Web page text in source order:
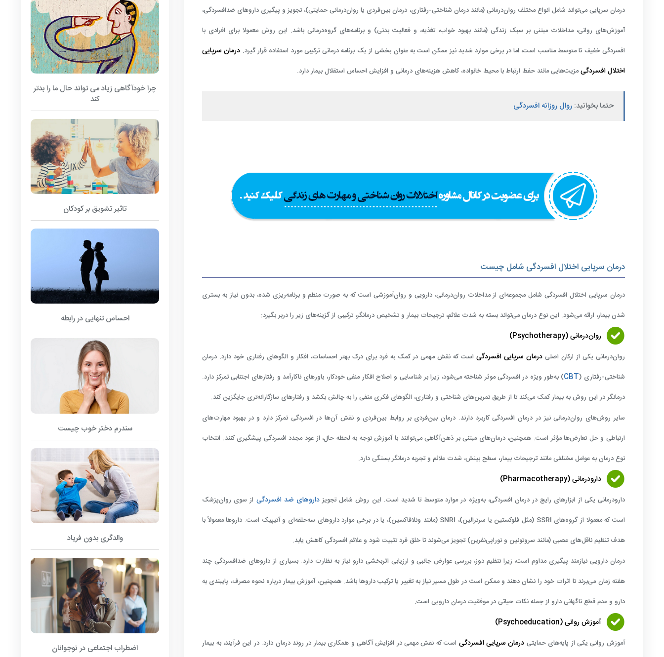
درمان سرپایی می‌تواند شامل انواع مختلف روان‌درمانی (مانند درمان شناختی-رفتاری، درمان بین‌فردی یا روان‌درمانی حمایتی)، تجویز و پیگیری داروهای ضدافسردگی،
آموزش‌های روانی، مداخلات مبتنی بر سبک زندگی (مانند بهبود خواب، تغذیه، و فعالیت بدنی) و برنامه‌های گروه‌درمانی باشد. این روش معمولا برای افرادی با
افسردگی خفیف تا متوسط مناسب است، اما در برخی موارد شدید نیز ممکن است به عنوان بخشی از یک برنامه درمانی ترکیبی مورد استفاده قرار گیرد. درمان سرپایی
اختلال افسردگیمزیت‌هایی مانند حفظ ارتباط با محیط خانواده، کاهش هزینه‌های درمانی و افزایش احساس استقلال بیمار دارد.
حتما بخوانید: روال روزانه افسردگی
درمان سرپایی اختلال افسردگی شامل چیست
درمان سرپایی اختلال افسردگی شامل مجموعه‌ای از مداخلات روان‌درمانی، دارویی و روان‌آموزشی است که به صورت منظم و برنامه‌ریزی شده، بدون نیاز به بستری
شدن بیمار، ارائه می‌شود. این نوع درمان می‌تواند بسته به شدت علائم، ترجیحات بیمار و تشخیص درمانگر، ترکیبی از گزینه‌های زیر را دربر بگیرد:
روان‌درمانی (Psychotherapy)
روان‌درمانی یکی از ارکان اصلیدرمان سرپایی افسردگیاست که نقش مهمی در کمک به فرد برای درک بهتر احساسات، افکار و الگوهای رفتاری خود دارد. درمان
شناختی-رفتاری (CBT) به‌طور ویژه در افسردگی موثر شناخته می‌شود، زیرا بر شناسایی و اصلاح افکار منفی خودکار، باورهای ناکارآمد و رفتارهای اجتنابی تمرکز دارد.
درمانگر در این روش به بیمار کمک می‌کند تا از طریق تمرین‌های شناختی و رفتاری، الگوهای فکری منفی را به چالش بکشد و رفتارهای سازگارانه‌تری جایگزین کند.
سایر روش‌های روان‌درمانی نیز در درمان افسردگی کاربرد دارند. درمان بین‌فردی بر روابط بین‌فردی و نقش آن‌ها در افسردگی تمرکز دارد و در بهبود مهارت‌های
ارتباطی و حل تعارض‌ها مؤثر است. همچنین، درمان‌های مبتنی بر ذهن‌آگاهی می‌توانند با آموزش توجه به لحظه حال، از عود مجدد افسردگی پیشگیری کنند. انتخاب
نوع درمان به عوامل مختلفی مانند ترجیحات بیمار، سطح بینش، شدت علائم و تجربه درمانگر بستگی دارد.
دارودرمانی (Pharmacotherapy)
دارودرمانی یکی از ابزارهای رایج در درمان افسردگی، به‌ویژه در موارد متوسط تا شدید است. این روش شامل تجویزداروهای ضد افسردگی از سوی روان‌پزشک
است که معمولا از گروه‌های SSRI (مثل فلوکستین یا سرترالین)، SNRI (مانند ونلافاکسین)، یا در برخی موارد داروهای سه‌حلقه‌ای و آتیپیک است. داروها معمولاً با
هدف تنظیم ناقل‌های عصبی (مانند سروتونین و نوراپی‌نفرین) تجویز می‌شوند تا خلق فرد تثبیت شود و علائم افسردگی کاهش یابد.
درمان دارویی نیازمند پیگیری مداوم است، زیرا تنظیم دوز، بررسی عوارض جانبی و ارزیابی اثربخشی دارو نیاز به نظارت دارد. بسیاری از داروهای ضدافسردگی چند
هفته زمان می‌برند تا اثرات خود را نشان دهند و ممکن است در طول مسیر نیاز به تغییر یا ترکیب داروها باشد. همچنین، آموزش بیمار درباره نحوه مصرف، پایبندی به
دارو و عدم قطع ناگهانی دارو از جمله نکات حیاتی در موفقیت درمان دارویی است.
آموزش روانی (Psychoeducation)
آموزش روانی یکی از پایه‌های حمایتی درمان سرپایی افسردگی است که نقش مهمی در افزایش آگاهی و همکاری بیمار در روند درمان دارد. در این فرآیند، به بیمار
چرا خودآگاهی زیاد می تواند حال ما را بدتر
کند
تاثیر تشویق بر کودکان
احساس تنهایی در رابطه
سندرم دختر خوب چیست
والدگری بدون فریاد
اضطراب اجتماعی در نوجوانان